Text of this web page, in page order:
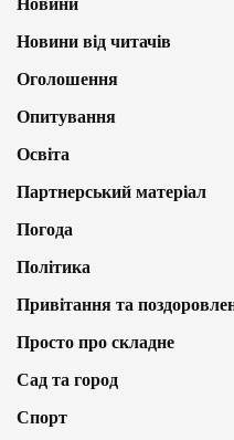
Новини
Новини від читачів
Оголошення
Опитування
Освіта
Партнерський матеріал
Погода
Політика
Привітання та
Просто про складне
Сад та город
Спорт